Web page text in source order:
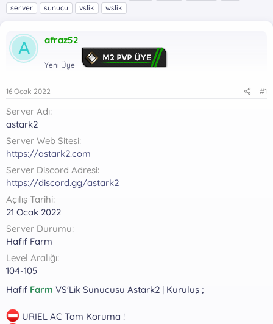
o
n
u
u
ş
a
t
n
a
ş
a
g
h
i
t
l
e
server
sunucu vslik wslik
A afraz52
Yeni Üye
16 Ocak 2022 #1
Server Adı
astark2
Server Web Sitesi
https://astark2.com
Server Discord Adresi
https://discord.gg/astark2
Açılış Tarihi
21 Ocak 2022
Server Durumu
Hafif Farm
Level Aralığı
104-105
Hafif Farm VS'Lik Sunucusu Astark2 | Kuruluş ;
URIEL AC Tam Koruma !